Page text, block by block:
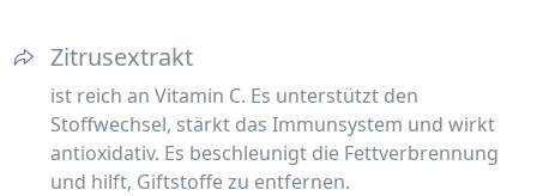
Zitrusextrakt
ist reich an Vitamin C. Es unterstützt den
Stoffwechsel, stärkt das Immunsystem und wirkt
antioxidativ. Es beschleunigt die Fettverbrennung
und hilft, Giftstoffe zu entfernen.